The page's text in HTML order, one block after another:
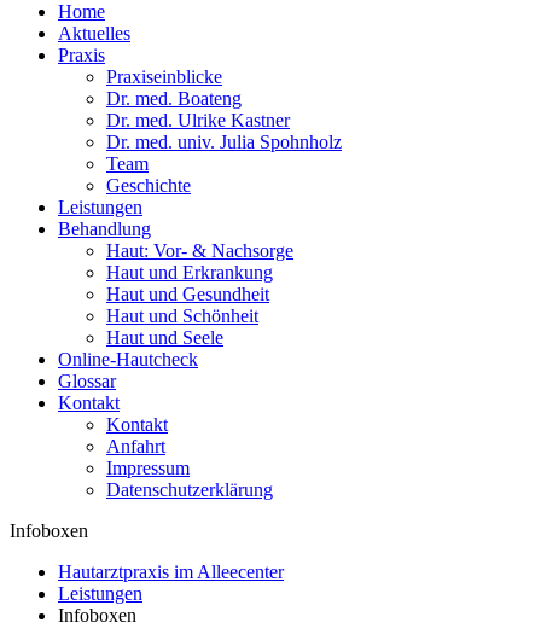
Home
Aktuelles
Praxis
Praxiseinblicke
Dr. med. Boateng
Dr. med. Ulrike Kastner
Dr. med. univ. Julia Spohnholz
Team
Geschichte
Leistungen
Behandlung
Haut: Vor- & Nachsorge
Haut und Erkrankung
Haut und Gesundheit
Haut und Schönheit
Haut und Seele
Online-Hautcheck
Glossar
Kontakt
Kontakt
Anfahrt
Impressum
Datenschutzerklärung
Infoboxen
Hautarztpraxis im Alleecenter
Leistungen
Infoboxen